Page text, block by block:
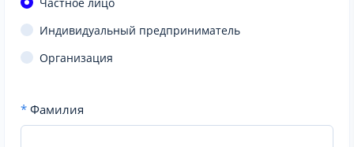
Индивидуальный предприниматель
Организация
* Фамилия